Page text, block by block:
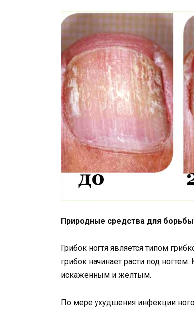
Природные средства для
Грибок ногтя является типом
грибок начинает расти под
искаженным и желтым.
По мере ухудшения инфекции